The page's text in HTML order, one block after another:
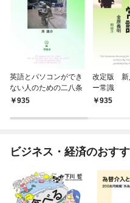
英語とパソコンができ
ない人のための二八条
935
改定版 新
ー常識
935
ビジネス・経済のおす